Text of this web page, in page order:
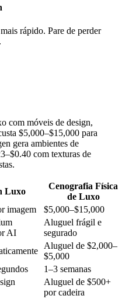
rápido. Pare de perder
com móveis de design,
$5,000–$15,000 para
gera ambientes de
com texturas de
Luxo
Cenografia Física
de Luxo
imagem
$5,000–$15,000
AI
Aluguel frágil e
segurado
Aluguel de $2,000–
$5,000
1–3 semanas
Aluguel de $500+
por cadeira